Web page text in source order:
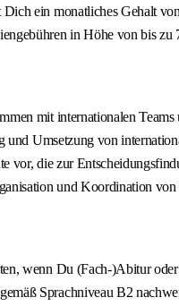
Dich ein monatliches Gehalt
in Höhe von bis zu
mit internationalen
und Umsetzung von
vor, die zur
und Koordination von
wenn Du (Fach-)Abitur
Sprachniveau B2